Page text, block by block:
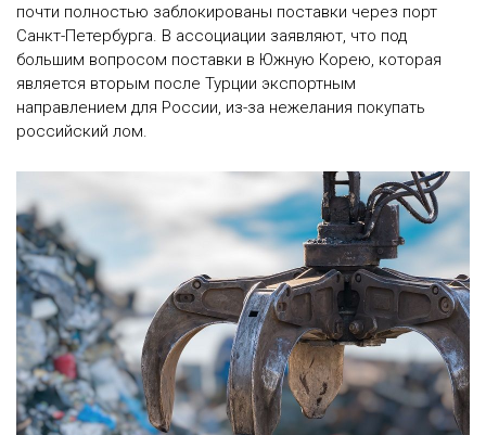
почти полностью заблокированы поставки через порт
Санкт-Петербурга. В ассоциации заявляют, что под
большим вопросом поставки в Южную Корею, которая
является вторым после Турции экспортным
направлением для России, из-за нежелания покупать
российский лом.